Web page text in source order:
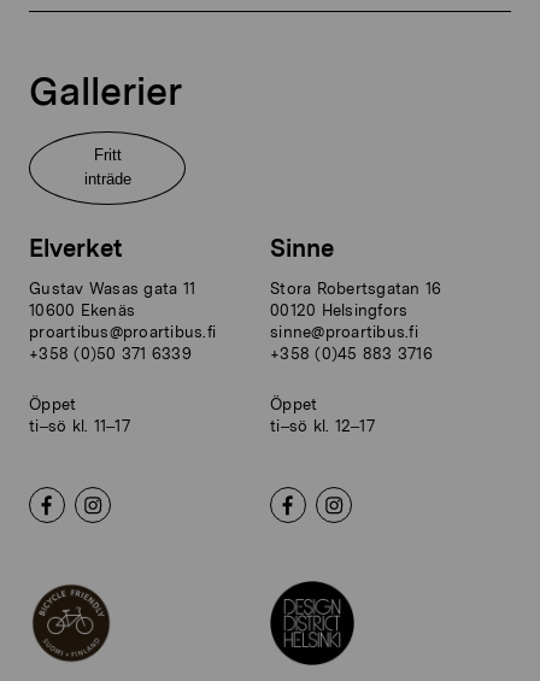
Gallerier
Fritt
inträde
Elverket
Gustav Wasas gata 11
10600 Ekenäs
proartibus@proartibus.fi
+358 (0)50 371 6339
Öppet
ti–sö kl. 11–17
Sinne
Stora Robertsgatan 16
00120 Helsingfors
sinne@proartibus.fi
+358 (0)45 883 3716
Öppet
ti–sö kl. 12–17